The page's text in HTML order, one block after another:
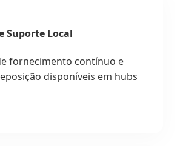
Suporte Local
fornecimento contínuo e
disponíveis em hubs